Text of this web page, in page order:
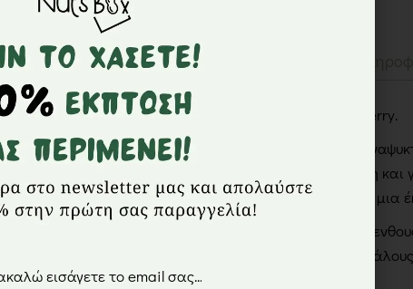
Περιγραφή
Fanta εισαγωγής με γεύση berry.
Δροσιστικό και φρουτώδες
γεύση μούρων! Χωρίς καφεΐνη
γλυκύτητα, κάθε γουλιά είναι
Δοκιμάστε το παγωμένο. Θα
αναψυκτικών μικρούς και